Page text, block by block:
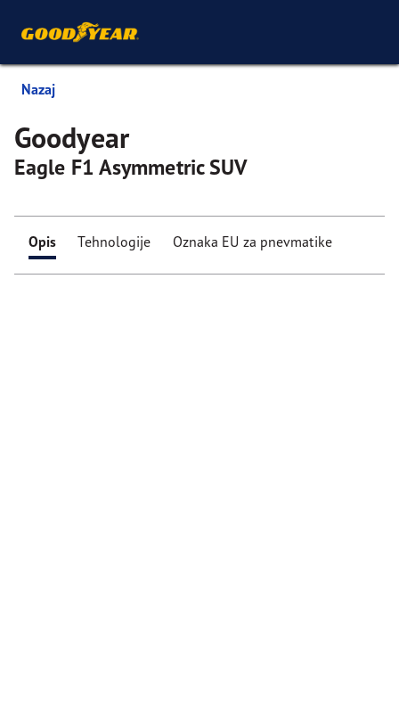
Nazaj
Goodyear
Eagle F1 Asymmetric SUV
Opis Tehnologije Oznaka EU za pnevmatike